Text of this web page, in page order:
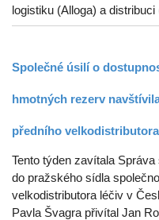
logistiku (Alloga) a
Společné úsilí o
hmotných rezerv
předního
Tento týden zavítala
do pražského sídla
velkodistributora léčiv v
Pavla Švagra přivítal Jan